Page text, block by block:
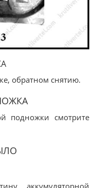
обратном снятию.
подножки смотрите